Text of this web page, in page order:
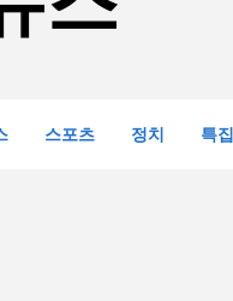
스포츠 정치 특집